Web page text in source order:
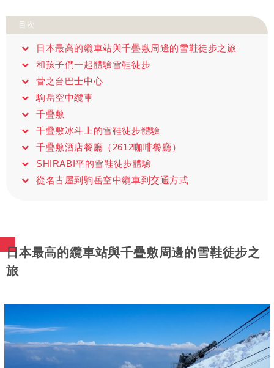
目次
日本最高的纜車站與千疊敷周邊的雪鞋徒步之旅
和孩子們一起體驗雪鞋徒步
菅之台巴士中心
駒岳空中纜車
千疊敷
千疊敷冰斗上的雪鞋徒步體驗
千疊敷酒店餐廳（2612咖啡餐廳）
SHIRABI平的雪鞋徒步體驗
從名古屋到駒岳空中纜車到交通方式
日本最高的纜車站與千疊敷周邊的雪鞋徒步之
旅